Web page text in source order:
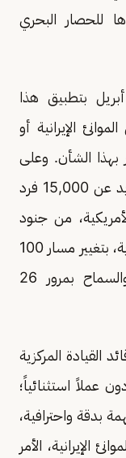
للحصار البحري
كانت القوات الأمريكية بدأت في 13 أبريل بتطبيق هذا
الإيرانية أو
بهذا الشأن. وعلى
مدار الأسابيع الستة الماضية، قام ما يزيد عن 15,000 فرد
من جنود
وبحارة ومشاة بحرية وأفراد القوات الجوية، بتغيير مسار 100
سفينة، وتعطيل أربع سفن أخرى، والسماح بمرور 26
القيادة المركزية
عملاً استثنائياً؛
بدقة واحترافية،
الإيرانية، الأمر